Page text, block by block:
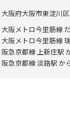
大阪府大阪市東淀川区
大阪メトロ今里筋線
大阪メトロ今里筋線
阪急京都線 上新庄駅
阪急京都線 淡路駅 か